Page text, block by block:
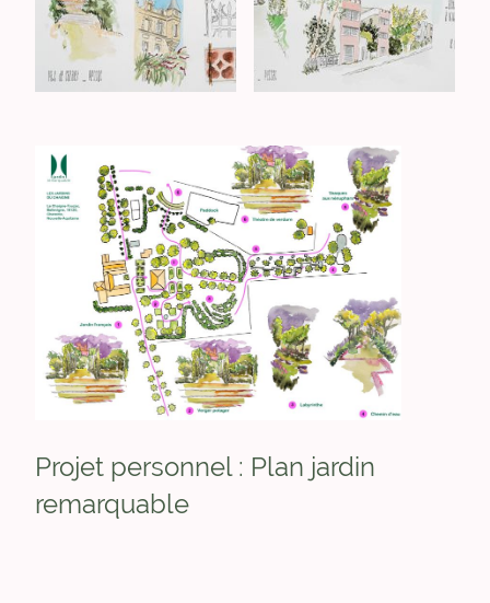
Projet personnel : Plan jardin
remarquable